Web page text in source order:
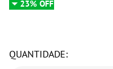
23% OFF
QUANTIDADE: